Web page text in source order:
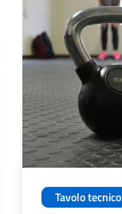
Tavolo tecnico